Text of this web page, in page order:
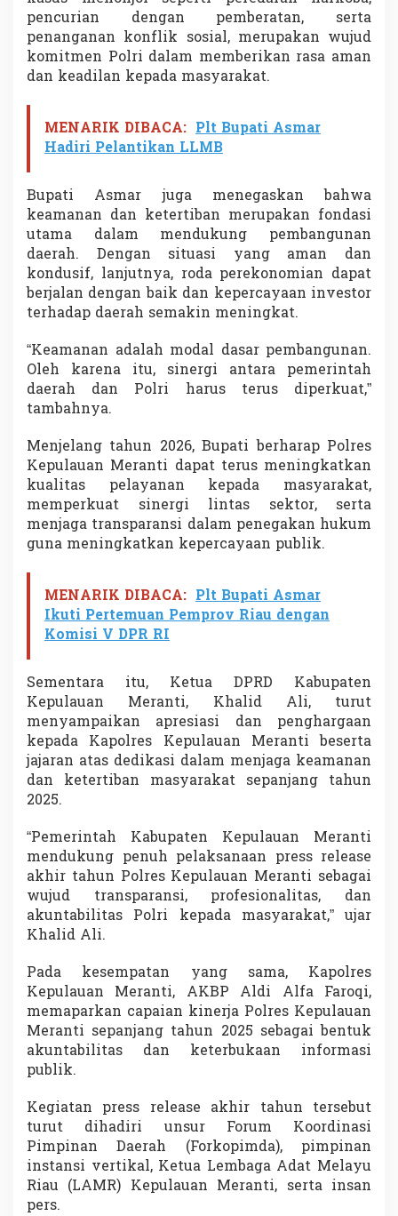
i
pencurian dengan pemberatan, serta
penanganan konflik sosial, merupakan wujud
komitmen Polri dalam memberikan rasa aman
dan keadilan kepada masyarakat.
MENARIK DIBACA: Plt Bupati Asmar
Hadiri Pelantikan LLMB
Bupati Asmar juga menegaskan bahwa
keamanan dan ketertiban merupakan fondasi
utama dalam mendukung pembangunan
daerah. Dengan situasi yang aman dan
kondusif, lanjutnya, roda perekonomian dapat
berjalan dengan baik dan kepercayaan investor
terhadap daerah semakin meningkat.
“Keamanan adalah modal dasar pembangunan.
Oleh karena itu, sinergi antara pemerintah
daerah dan Polri harus terus diperkuat,”
tambahnya.
Menjelang tahun 2026, Bupati berharap Polres
Kepulauan Meranti dapat terus meningkatkan
kualitas pelayanan kepada masyarakat,
memperkuat sinergi lintas sektor, serta
menjaga transparansi dalam penegakan hukum
guna meningkatkan kepercayaan publik.
MENARIK DIBACA: Plt Bupati Asmar
Ikuti Pertemuan Pemprov Riau dengan
Komisi V DPR RI
Sementara itu, Ketua DPRD Kabupaten
Kepulauan Meranti, Khalid Ali, turut
menyampaikan apresiasi dan penghargaan
kepada Kapolres Kepulauan Meranti beserta
jajaran atas dedikasi dalam menjaga keamanan
dan ketertiban masyarakat sepanjang tahun
2025.
“Pemerintah Kabupaten Kepulauan Meranti
mendukung penuh pelaksanaan press release
akhir tahun Polres Kepulauan Meranti sebagai
wujud transparansi, profesionalitas, dan
akuntabilitas Polri kepada masyarakat,” ujar
Khalid Ali.
Pada kesempatan yang sama, Kapolres
Kepulauan Meranti, AKBP Aldi Alfa Faroqi,
memaparkan capaian kinerja Polres Kepulauan
Meranti sepanjang tahun 2025 sebagai bentuk
akuntabilitas dan keterbukaan informasi
publik.
Kegiatan press release akhir tahun tersebut
turut dihadiri unsur Forum Koordinasi
Pimpinan Daerah (Forkopimda), pimpinan
instansi vertikal, Ketua Lembaga Adat Melayu
Riau (LAMR) Kepulauan Meranti, serta insan
pers.